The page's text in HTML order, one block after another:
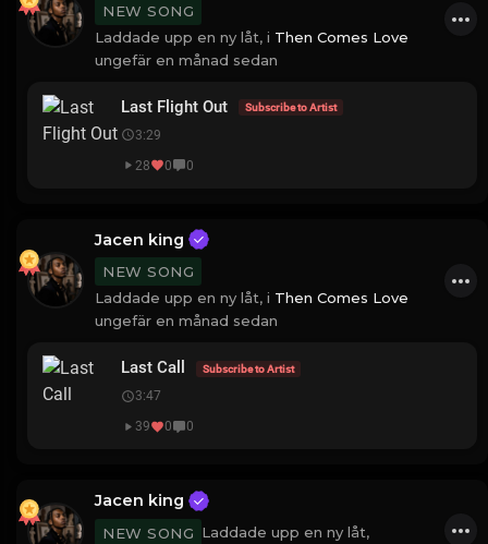
NEW SONG
Laddade upp en ny låt, i Then Comes Love
ungefär en månad sedan
Last Flight Out Subscribe to Artist
3:29
28
0 0
Jacen king
NEW SONG
Laddade upp en ny låt, i Then Comes Love
ungefär en månad sedan
Last Call Subscribe to Artist
3:47
39
0 0
Jacen king
NEW SONG Laddade upp en ny låt,